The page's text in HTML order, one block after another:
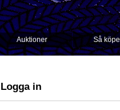
Auktioner Så
Logga in